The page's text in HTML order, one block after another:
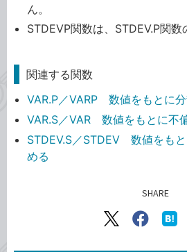
ん。
STDEVP関数は、STDEV.P関数
関連する関数
VAR.P／VARP 数値をもとに
VAR.S／VAR 数値をもとに不
STDEV.S／STDEV 数値をも
める
SHARE
X（旧
で
Facebook
シ